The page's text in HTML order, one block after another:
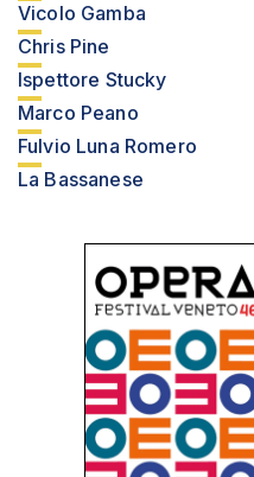
Vicolo Gamba
Chris Pine
Ispettore Stucky
Marco Peano
Fulvio Luna Romero
La Bassanese